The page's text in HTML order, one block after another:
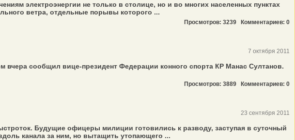
электроэнергии не только в столице, но и во многих населенных пунктах
ветра, отдельные порывы которого ...
Просмотров: 3239 Комментариев: 0
7 октября 2011
вчера сообщил вице-президент Федерации конного спорта КР Манас Султанов.
Просмотров: 3889 Комментариев: 0
23 сентября 2011
Будущие офицеры милиции готовились к разводу, заступая в суточный
канала за ним, но вытащить утопающего ...